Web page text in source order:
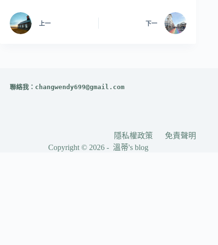
上一 下一
聯絡我： changwendy699@gmail.com
隱私權政策
免責聲明
Copyright © 2026 - 溫蒂's blog